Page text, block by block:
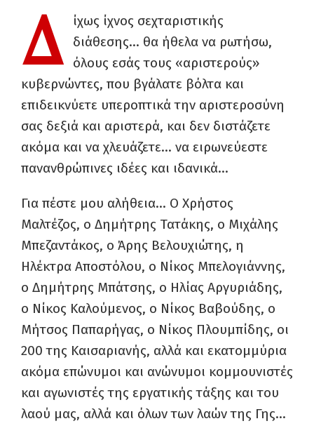
Δ
ίχως ίχνος σεχταριστικής
διάθεσης… θα ήθελα να ρωτήσω,
όλους εσάς τους «αριστερούς»
κυβερνώντες, που βγάλατε βόλτα και
επιδεικνύετε υπεροπτικά την αριστεροσύνη
σας δεξιά και αριστερά, και δεν διστάζετε
ακόμα και να χλευάζετε… να ειρωνεύεστε
πανανθρώπινες ιδέες και ιδανικά…
Για πέστε μου αλήθεια… Ο Χρήστος
Μαλτέζος, ο Δημήτρης Τατάκης, ο Μιχάλης
Mπεζαντάκος, ο Άρης Βελουχιώτης, η
Ηλέκτρα Αποστόλου, ο Νίκος Μπελογιάννης,
ο Δημήτρης Μπάτσης, ο Ηλίας Αργυριάδης,
ο Νίκος Καλούμενος, ο Νίκος Βαβούδης, ο
Μήτσος Παπαρήγας, ο Νίκος Πλουμπίδης, οι
200 της Καισαριανής, αλλά και εκατομμύρια
ακόμα επώνυμοι και ανώνυμοι κομμουνιστές
και αγωνιστές της εργατικής τάξης και του
λαού μας, αλλά και όλων των λαών της Γης…